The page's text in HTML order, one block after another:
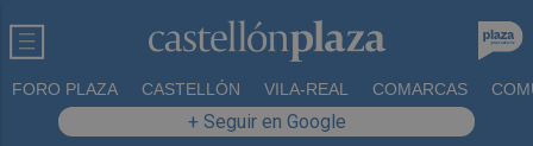
FORO PLAZA CASTELLÓN VILA-REAL COMARCAS
+ Seguir en Google